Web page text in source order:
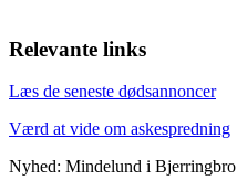
Relevante links
Læs de seneste dødsannoncer
Værd at vide om askespredning
Nyhed: Mindelund i Bjerringbro